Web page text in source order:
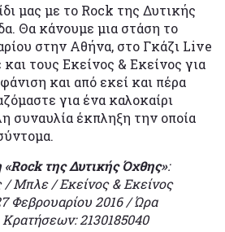
μας με το Rock της Δυτικής
Θα κάνουμε μια στάση το
στην Αθήνα, στο Γκάζι Live
τους Εκείνος & Εκείνος για
και από εκεί και πέρα
για ένα καλοκαίρι
συναυλία έκπληξη την οποία
της Δυτικής Όχθης»:
/ Μπλε / Εκείνος & Εκείνος
Φεβρουαρίου 2016 / Ώρα
2130185040